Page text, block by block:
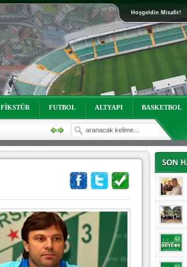
Hoşgeldin Misafir!
FİKSTÜR FUTBOL ALTYAPI BASKETBOL